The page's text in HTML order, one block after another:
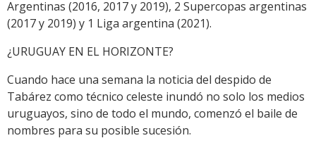
Argentinas (2016, 2017 y 2019), 2 Supercopas argentinas
(2017 y 2019) y 1 Liga argentina (2021).
¿URUGUAY EN EL HORIZONTE?
Cuando hace una semana la noticia del despido de
Tabárez como técnico celeste inundó no solo los medios
uruguayos, sino de todo el mundo, comenzó el baile de
nombres para su posible sucesión.